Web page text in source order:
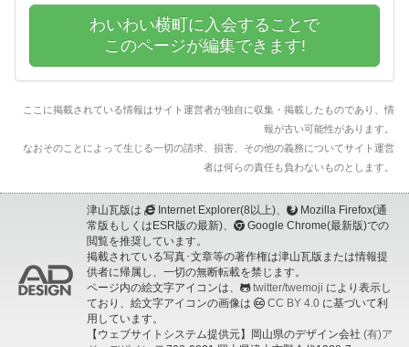
わいわい横町に入会することで
このページが編集できます!
ここに掲載されている情報はサイト運営者が独自に収集・掲載したものであり、情
報が古い可能性があります。
なおそのことによって生じる一切の請求、損害、その他の義務についてサイト運営
者は何らの責任も負わないものとします。
津山瓦版は Internet Explorer(8以上)、
Mozilla Firefox(通
常版もしくはESR版の最新)、
Google Chrome(最新版)での
閲覧を推奨しています。
掲載されている写真･文章等の著作権は津山瓦版または情報提
供者に帰属し、一切の無断転載を禁じます。
ページ内の絵文字アイコンは、
twitter/twemoji により表示し
ており、絵文字アイコンの画像は
CC BY 4.0 に基づいて利
用しています。
【ウェブサイトシステム提供元】岡山県のデザイン会社 (有)ア